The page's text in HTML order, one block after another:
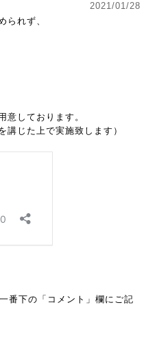
2021/01/28
られず、
意しております。
じた上で実施致します）
番下の「コメント」欄にご記